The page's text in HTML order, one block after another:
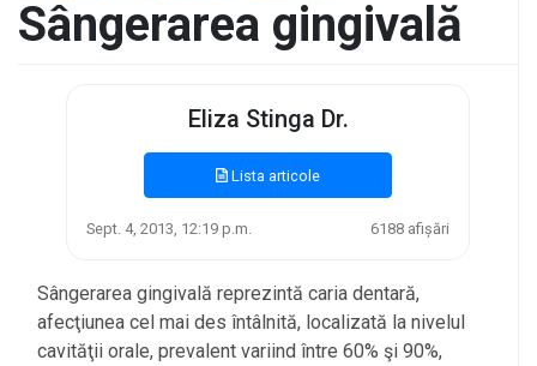
Sângerarea gingivală
Eliza Stinga Dr.
Lista articole
Sept. 4, 2013, 12:19 p.m. 6188 afișări
Sângerarea gingivală reprezintă caria dentară,
afecţiunea cel mai des întâlnită, localizată la nivelul
cavităţii orale, prevalent variind între 60% şi 90%,